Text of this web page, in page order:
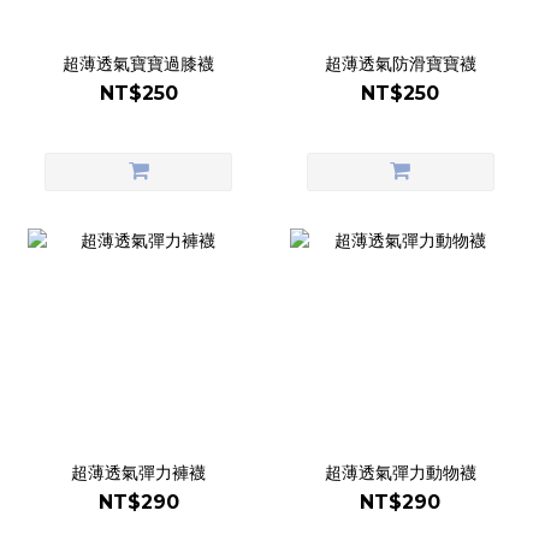
超薄透氣寶寶過膝襪
NT$250
超薄透氣防滑寶寶襪
NT$250
超薄透氣彈力褲襪
NT$290
超薄透氣彈力動物襪
NT$290